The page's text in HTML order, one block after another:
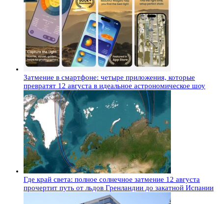
Затмение в смартфоне: четыре приложения, которые
превратят 12 августа в идеальное астрономическое шоу
Где край света: полное солнечное затмение 12 августа
прочертит путь от льдов Гренландии до закатной Испании